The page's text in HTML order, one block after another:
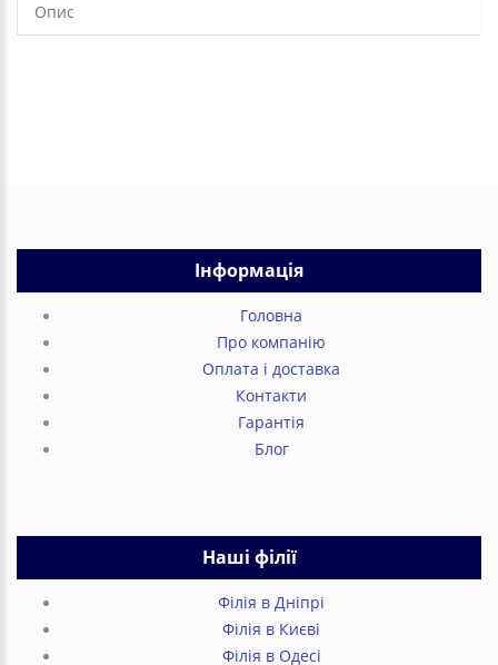
Опис
Інформація
Головна
Про компанію
Оплата і доставка
Контакти
Гарантія
Блог
Наші філії
Філія в Дніпрі
Філія в Києві
Філія в Одесі